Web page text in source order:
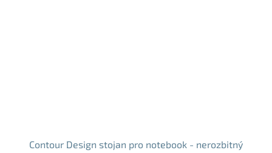
Contour Design stojan pro notebook - nerozbitný